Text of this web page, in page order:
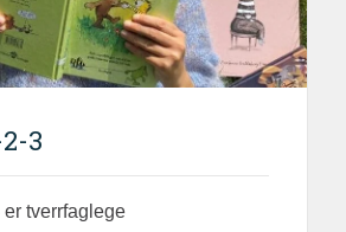
3
er tverrfaglege